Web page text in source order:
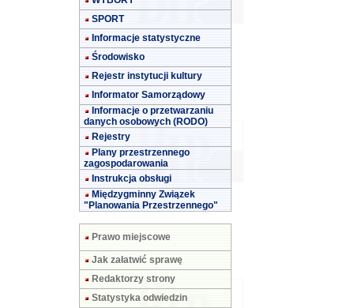
SPORT
Informacje statystyczne
Środowisko
Rejestr instytucji kultury
Informator Samorządowy
Informacje o przetwarzaniu
danych osobowych (RODO)
Rejestry
Plany przestrzennego
zagospodarowania
Instrukcja obsługi
Międzygminny Związek
"Planowania Przestrzennego"
Prawo miejscowe
Jak załatwić sprawę
Redaktorzy strony
Statystyka odwiedzin